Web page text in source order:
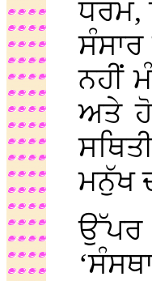
ਧਰਮ,
ਨਹੀਂ
ਅਤੇ
ਮਨੁੱਖ